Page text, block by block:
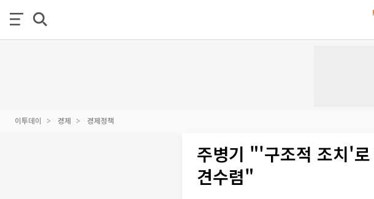
이투데이 경제 경제정책
주병기 "'구조적 조치'
견수렴"